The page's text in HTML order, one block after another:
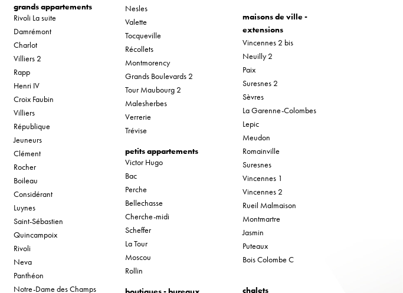
grands appartements
Rivoli La suite
Damrémont
Charlot
Villiers 2
Rapp
Henri IV
Croix Faubin
Villiers
République
Jeuneurs
Clément
Rocher
Boileau
Considérant
Luynes
Saint-Sébastien
Quincampoix
Rivoli
Neva
Panthéon
Notre-Dame des Champs
Nesles
Valette
Tocqueville
Récollets
Montmorency
Grands Boulevards 2
Tour Maubourg 2
Malesherbes
Verrerie
Trévise
petits appartements
Victor Hugo
Bac
Perche
Bellechasse
Cherche-midi
Scheffer
La Tour
Moscou
Rollin
maisons de ville -
extensions
Vincennes 2 bis
Neuilly 2
Paix
Suresnes 2
Sèvres
La Garenne-Colombes
Lepic
Meudon
Romainville
Suresnes
Vincennes 1
Vincennes 2
Rueil Malmaison
Montmartre
Jasmin
Puteaux
Bois Colombe C
chalets